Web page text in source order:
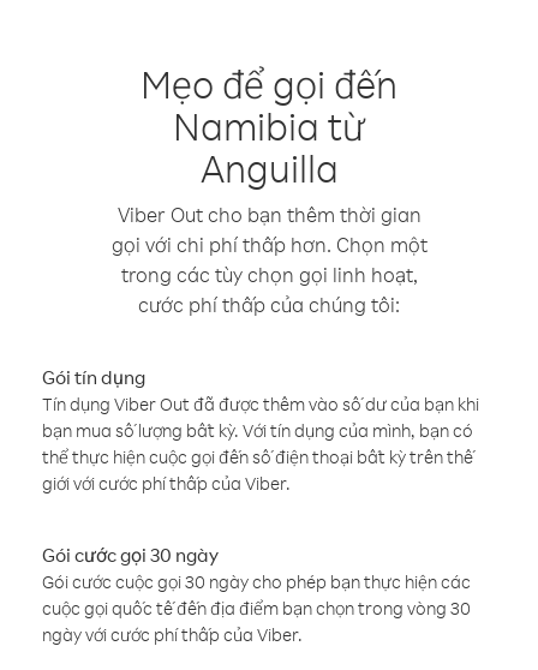
Mẹo để gọi đến
Namibia từ
Anguilla
Viber Out cho bạn thêm thời gian
gọi với chi phí thấp hơn. Chọn một
trong các tùy chọn gọi linh hoạt,
cước phí thấp của chúng tôi:
Gói tín dụng
Tín dụng Viber Out đã được thêm vào số dư của bạn khi
bạn mua số lượng bất kỳ. Với tín dụng của mình, bạn có
thể thực hiện cuộc gọi đến số điện thoại bất kỳ trên thế
giới với cước phí thấp của Viber.
Gói cước gọi 30 ngày
Gói cước cuộc gọi 30 ngày cho phép bạn thực hiện các
cuộc gọi quốc tế đến địa điểm bạn chọn trong vòng 30
ngày với cước phí thấp của Viber.